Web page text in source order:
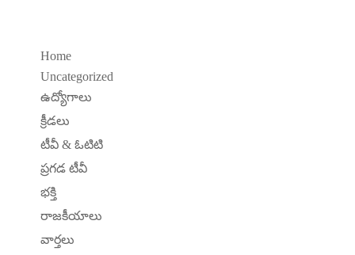
Home
Uncategorized
ఉద్యోగాలు
క్రీడలు
టీవీ & ఓటిటి
ప్రగడ టీవీ
భక్తి
రాజకీయాలు
వార్తలు